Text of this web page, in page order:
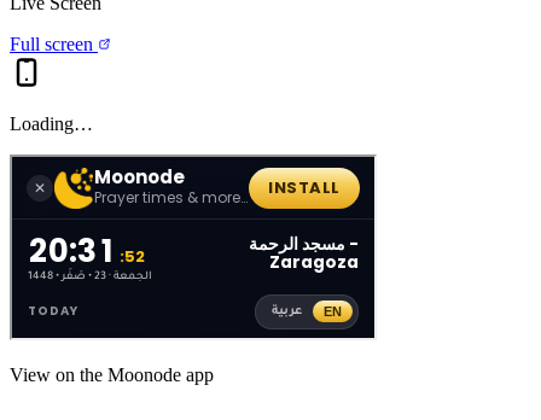
Full screen
Loading…
View on the Moonode app